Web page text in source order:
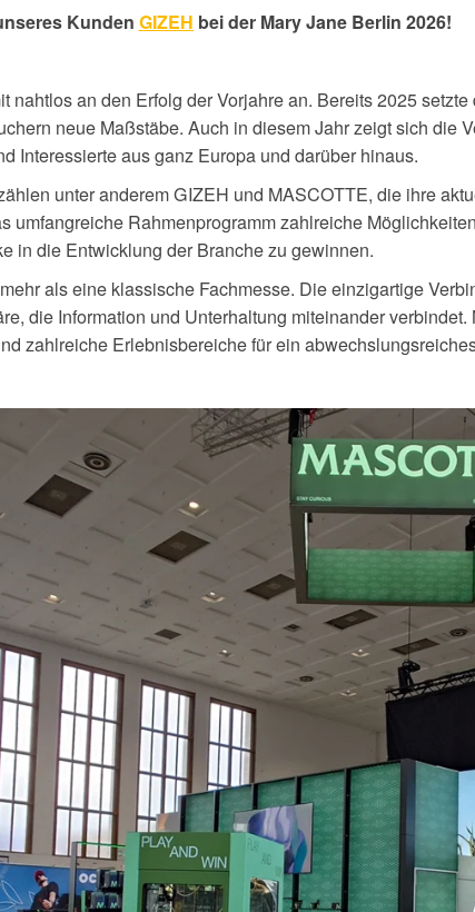
nseres Kunden GIZEH bei der Mary Jane Berlin 2026!
nahtlos an den Erfolg der Vorjahre an. Bereits 2025
neue Maßstäbe. Auch in diesem Jahr zeigt sich die
Interessierte aus ganz Europa und darüber hinaus.
unter anderem GIZEH und MASCOTTE, die ihre
umfangreiche Rahmenprogramm zahlreiche
in die Entwicklung der Branche zu gewinnen.
als eine klassische Fachmesse. Die einzigartige
die Information und Unterhaltung miteinander
zahlreiche Erlebnisbereiche für ein